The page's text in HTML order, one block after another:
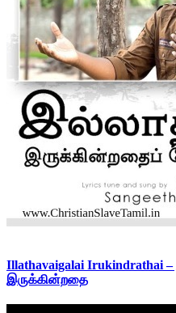
Illathavaigalai
இருக்கின்றதை